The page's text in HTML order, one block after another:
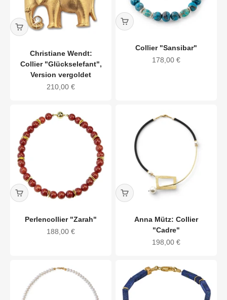
Christiane Wendt:
Collier "Glückselefant",
Version vergoldet
Angebot
210,00 €
Collier "Sansibar"
Angebot
178,00 €
Perlencollier "Zarah"
Angebot
188,00 €
Anna Mütz: Collier
"Cadre"
Angebot
198,00 €